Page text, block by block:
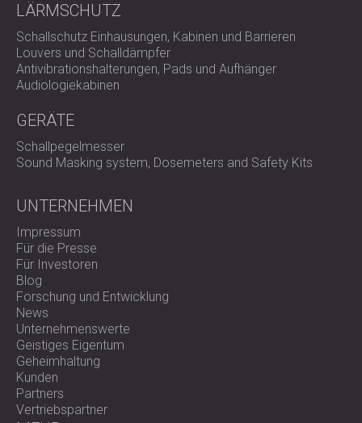
LÄRMSCHUTZ
Schallschutz Einhausungen, Kabinen und Barrieren
Louvers und Schalldämpfer
Antivibrationshalterungen, Pads und Aufhänger
Audiologiekabinen
GERÄTE
Schallpegelmesser
Sound Masking system, Dosemeters and Safety Kits
UNTERNEHMEN
Impressum
Für die Presse
Für Investoren
Blog
Forschung und Entwicklung
News
Unternehmenswerte
Geistiges Eigentum
Geheimhaltung
Kunden
Partners
Vertriebspartner